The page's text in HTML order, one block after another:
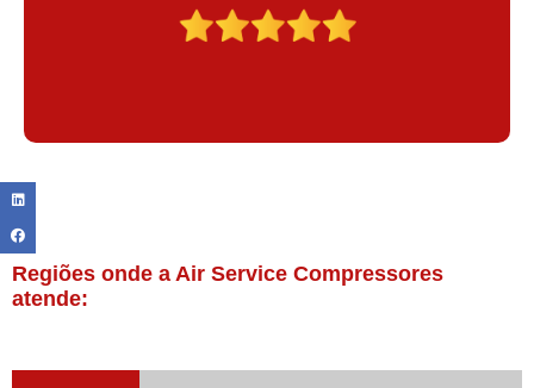
Regiões onde a Air Service Compressores
atende: